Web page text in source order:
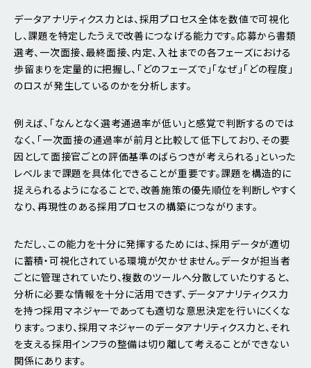
データアナリティクス力とは、採用プロセス全体を数値で可視化
し、課題を特定したうえで改善につなげる能力です。応募から書類
選考、一次面接、最終面接、内定、入社までの各フェーズにおける
歩留まりを定量的に把握し、「どのフェーズで」「なぜ」「どの程度」
のロスが発生しているのかを分析します。
例えば、「なんとなく選考通過率が低い」と感覚で判断するのでは
なく、「一次面接の通過率が前月と比較して低下しており、その要
因として面接官ごとの評価基準のばらつきが考えられる」といった
レベルまで課題を具体化できることが重要です。課題を構造的に
捉えられるようになることで、改善施策の優先順位を判断しやすく
なり、再現性のある採用プロセスの構築につながります。
ただし、この能力を十分に発揮するためには、採用データが適切
に蓄積・可視化されている環境が欠かせません。データが担当者
ごとに管理されていたり、複数のツールへ分散していたりすると、
分析に必要な情報を十分に活用できず、データアナリティクス力
を持つ採用マネジャーであっても適切な意思決定を行いにくくな
ります。つまり、採用マネジャーのデータアナリティクス力と、それ
を支える採用インフラの整備は切り離して考えることができない
関係にあります。